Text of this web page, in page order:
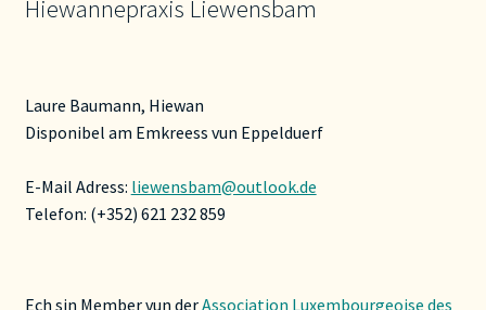
Hiewannepraxis Liewensbam
Laure Baumann, Hiewan
Disponibel am Emkreess vun Eppelduerf
E-Mail Adress: liewensbam@outlook.de
Telefon: (+352) 621 232 859
Ech sin Member vun derAssociation Luxembourgeoise des